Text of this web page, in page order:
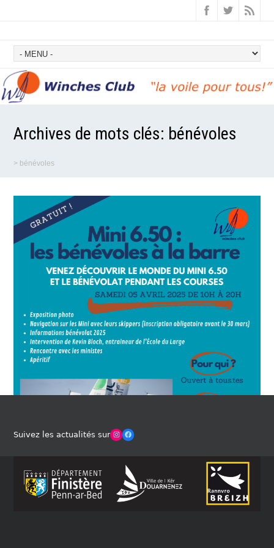
Archives de mots clés: bénévoles
> bénévoles
Suivez les actualités surWinches Club OfficielFacebook